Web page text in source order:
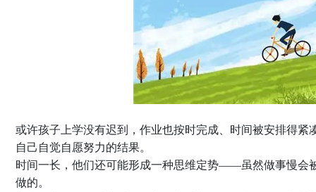
或许孩子上学没有迟到，作业也按时完成、时间被安排得
自己自觉自愿努力的结果。
时间一长，他们还可能形成一种思维定势——虽然做事慢会
做的。